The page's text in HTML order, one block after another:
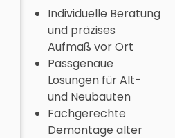
Individuelle Beratung
und präzises
Aufmaß vor Ort
Passgenaue
Lösungen für Alt-
und Neubauten
Fachgerechte
Demontage alter